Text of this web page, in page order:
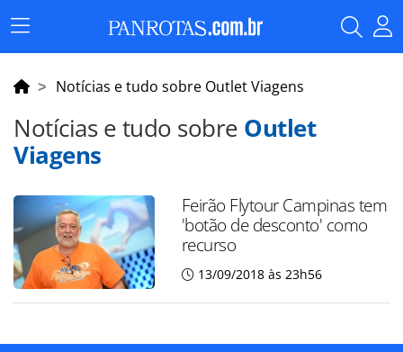
Menu
Principal
Notícias e tudo sobre Outlet Viagens
Notícias e tudo sobre Outlet
Viagens
Feirão Flytour Campinas tem
'botão de desconto' como
recurso
13/09/2018 às 23h56